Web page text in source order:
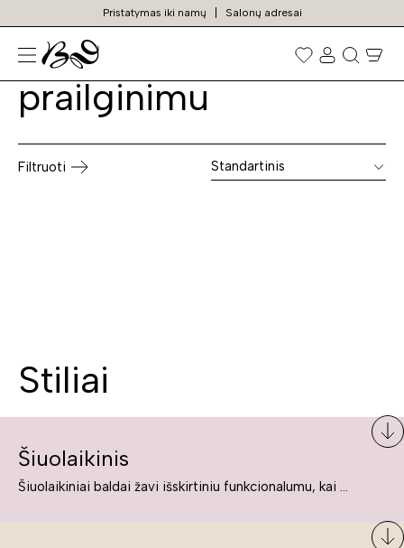
Pristatymas iki namų Salonų adresai
Prekių
paieška
Valgomojo stalai su
prailginimu
Filtruoti Standartinis
Stiliai
Šiuolaikinis
Šiuolaikiniai baldai žavi išskirtiniu funkcionalumu, kai kurie jų pelnytai net pavadinami meno kūriniais, nes jie tikrai yra išskirtiniai, originalūs ir puikiai atliepiantys į šiuolaikinių žmonių poreikius bei gyvenimo būdo ypatumus.